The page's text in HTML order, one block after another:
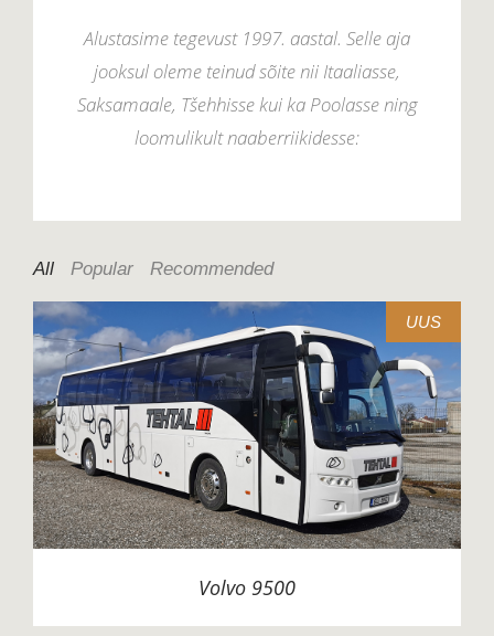
Alustasime tegevust 1997. aastal. Selle aja
jooksul oleme teinud sõite nii Itaaliasse,
Saksamaale, Tšehhisse kui ka Poolasse ning
loomulikult naaberriikidesse:
All Popular Recommended
UUS
Volvo 9500